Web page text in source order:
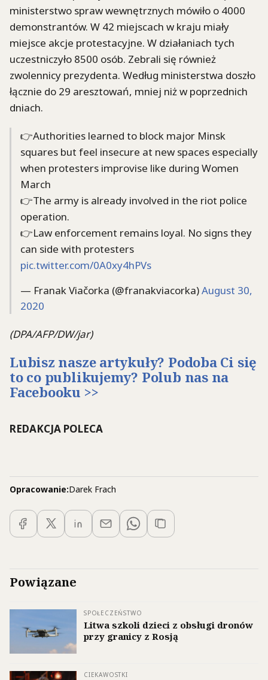
ministerstwo spraw wewnętrznych mówiło o 4000
demonstrantów. W 42 miejscach w kraju miały
miejsce akcje protestacyjne. W działaniach tych
uczestniczyło 8500 osób. Zebrali się również
zwolennicy prezydenta. Według ministerstwa doszło
łącznie do 29 aresztowań, mniej niż w poprzednich
dniach.
👉Authorities learned to block major Minsk
squares but feel insecure at new spaces especially
when protesters improvise like during Women
March
👉The army is already involved in the riot police
operation.
👉Law enforcement remains loyal. No signs they
can side with protesters
pic.twitter.com/0A0xy4hPVs
— Franak Viačorka (@franakviacorka)August 30,
2020
(DPA/AFP/DW/jar)
Lubisz nasze artykuły? Podoba Ci się
to co publikujemy? Polub nas na
Facebooku >>
REDAKCJA POLECA
Opracowanie:Darek Frach
Powiązane
SPOŁECZEŃSTWO
Litwa szkoli dzieci z obsługi dronów
przy granicy z Rosją
CIEKAWOSTKI